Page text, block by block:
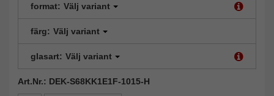
format: Välj variant
färg: Välj variant
glasart: Välj variant
Art.Nr.: DEK-S68KK1E1F-1015-H